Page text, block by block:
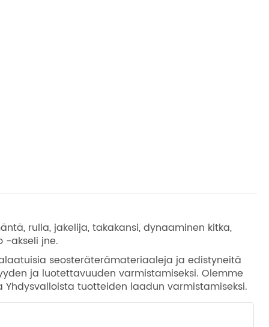
rulla, jakelija, takakansi, dynaaminen kitka,
-akseli jne.
seosteräterämateriaaleja ja edistyneitä
ja luotettavuuden varmistamiseksi. Olemme
tuotteiden laadun varmistamiseksi.